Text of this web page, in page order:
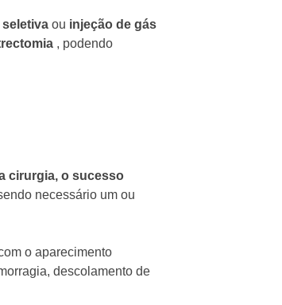
ou injeção de gás
, podendo
cirurgia, o sucesso
necessário um ou
o aparecimento
descolamento de